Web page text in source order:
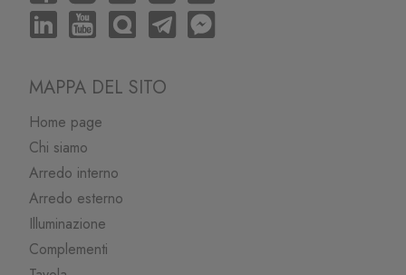
MAPPA DEL SITO
Home page
Chi siamo
Arredo interno
Arredo esterno
Illuminazione
Complementi